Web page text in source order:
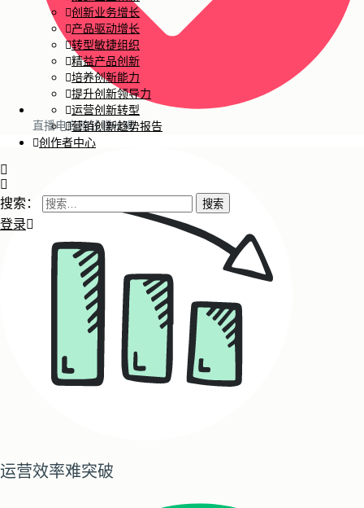
创新业务增长
产品驱动增长
转型敏捷组织
精益产品创新
培养创新能力
提升创新领导力
运营创新转型
营销创新趋势报告
创作者中心
搜索：
登录
直播电商赔钱赚吆喝
运营效率难突破